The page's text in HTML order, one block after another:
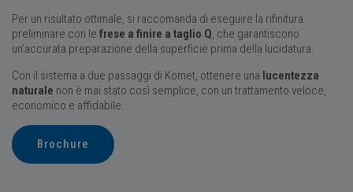
Per un risultato ottimale, si raccomanda di eseguire la rifinitura
preliminare con le frese a finire a taglio Q , che garantiscono
un’accurata preparazione della superficie prima della lucidatura.
Con il sistema a due passaggi di Komet, ottenere una lucentezza
naturale non è mai stato così semplice, con un trattamento veloce,
economico e affidabile.
Brochure